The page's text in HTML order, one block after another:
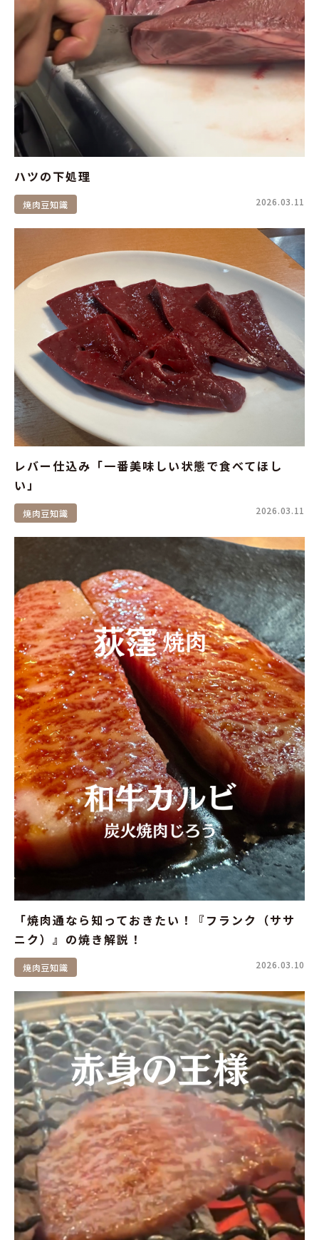
ハツの下処理
焼肉豆知識 2026.03.11
レバー仕込み「一番美味しい状態で食べてほし
い」
焼肉豆知識 2026.03.11
「焼肉通なら知っておきたい！『フランク（ササ
ニク）』の焼き解説！
焼肉豆知識 2026.03.10